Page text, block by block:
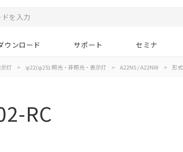
ウンロード サポート セミナ
灯 > φ22(φ25):照光・非照光・表示灯 > A22NS / A22NW > 形
RC